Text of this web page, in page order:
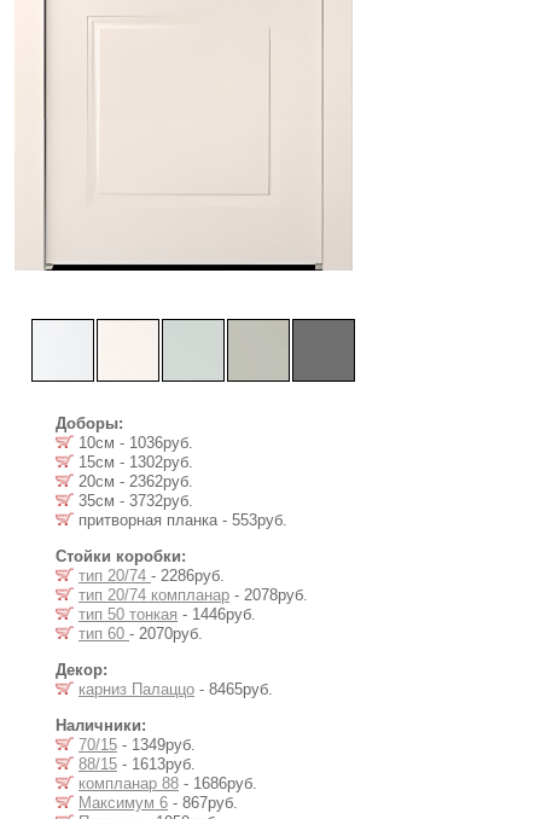
Доборы:
10см - 1036руб.
15см - 1302руб.
20см - 2362руб.
35см - 3732руб.
притворная планка - 553руб.
Стойки коробки:
тип 20/74 - 2286руб.
тип 20/74 компланар - 2078руб.
тип 50 тонкая - 1446руб.
тип 60 - 2070руб.
Декор:
карниз Палаццо - 8465руб.
Наличники:
70/15 - 1349руб.
88/15 - 1613руб.
компланар 88 - 1686руб.
Максимум 6 - 867руб.